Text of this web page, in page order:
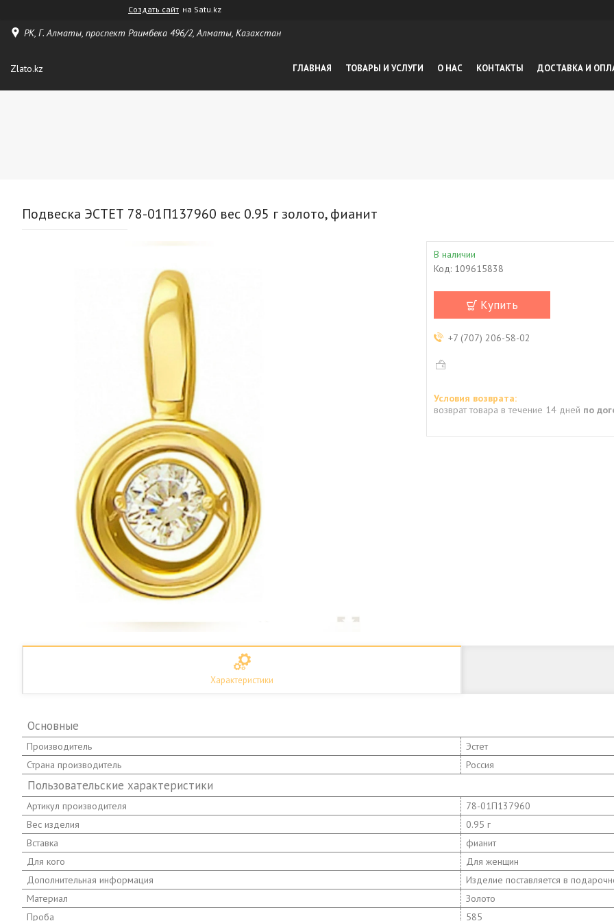
Создать сайт на Satu.kz
РК, Г. Алматы, проспект Раимбека 496/2, Алматы, Казахстан
Zlato.kz ГЛАВНАЯ ТОВАРЫ И УСЛУГИ О НАС КОНТАКТЫ ДОСТАВКА И
Подвеска ЭСТЕТ 78-01П137960 вес 0.95 г золото, фианит
В наличии
Код: 109615838
Купить
+7 (707) 206-58-02
возврат товара в течение 14 дней по
Характеристики
Основные
Производитель
Эстет
Страна производитель
Россия
Пользовательские характеристики
Артикул производителя
78-01П137960
Вес изделия
0.95 г
Вставка
фианит
Для кого
Для женщин
Дополнительная информация
Изделие поставляется в
Материал
Золото
Проба
585